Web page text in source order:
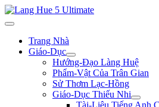
Trang Nhà
Giáo-Dục
Hướng-Đạo Làng Huệ
Phẩm-Vật Của Trân Gian
Sử Thơm Lạc-Hồng
Giáo-Dục Thiếu Nhi
Tài-Liệu Tiếng Anh